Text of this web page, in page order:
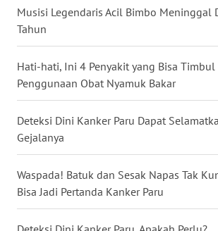
Musisi Legendaris Acil Bimbo Meninggal
Tahun
Hati-hati, Ini 4 Penyakit yang Bisa Timbul
Penggunaan Obat Nyamuk Bakar
Deteksi Dini Kanker Paru Dapat
Gejalanya
Waspada! Batuk dan Sesak Napas Tak
Bisa Jadi Pertanda Kanker Paru
WN
WN
BALI
WN
KALBAR
WN
KALTENG